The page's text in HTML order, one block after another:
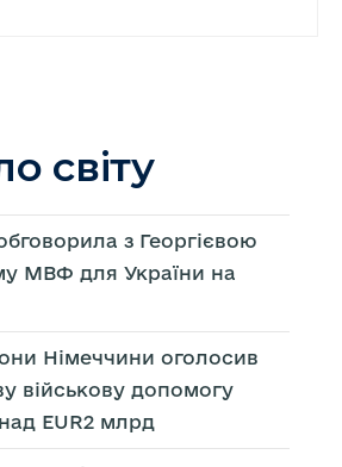
світу
з Георгієвою
МВФ для України на
Німеччини оголосив
військову допомогу
EUR2 млрд